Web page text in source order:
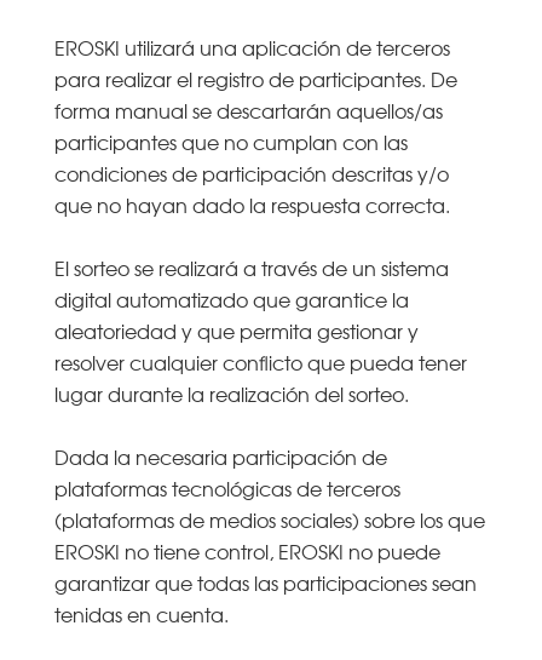
EROSKI utilizará una aplicación de terceros
para realizar el registro de participantes. De
forma manual se descartarán aquellos/as
participantes que no cumplan con las
condiciones de participación descritas y/o
que no hayan dado la respuesta correcta.
El sorteo se realizará a través de un sistema
digital automatizado que garantice la
aleatoriedad y que permita gestionar y
resolver cualquier conflicto que pueda tener
lugar durante la realización del sorteo.
Dada la necesaria participación de
plataformas tecnológicas de terceros
(plataformas de medios sociales) sobre los que
EROSKI no tiene control, EROSKI no puede
garantizar que todas las participaciones sean
tenidas en cuenta.